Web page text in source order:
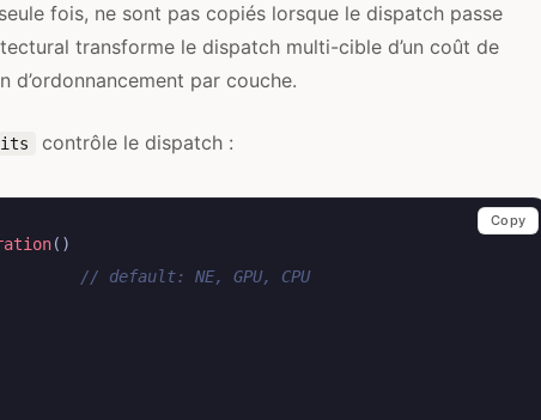
fois, ne sont pas copiés lorsque le dispatch passe
transforme le dispatch multi-cible d’un coût de
d’ordonnancement par couche.
contrôle le dispatch :
()
// default: NE, GPU, CPU
Copy